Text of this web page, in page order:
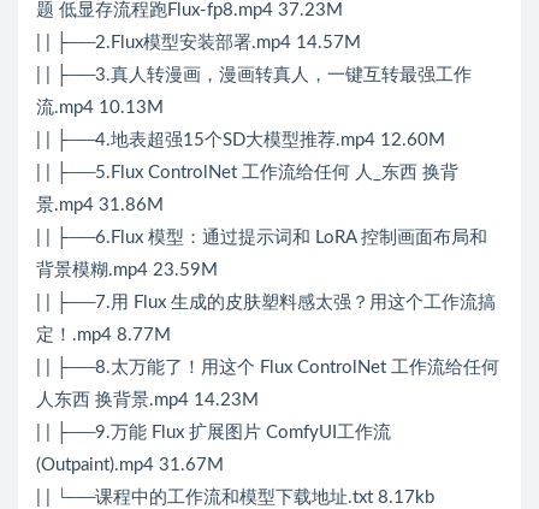
题 低显存流程跑Flux-fp8.mp4 37.23M
| | ├──2.Flux模型安装部署.mp4 14.57M
| | ├──3.真人转漫画，漫画转真人，一键互转最强工作
流.mp4 10.13M
| | ├──4.地表超强15个SD大模型推荐.mp4 12.60M
| | ├──5.Flux ControlNet 工作流给任何 人_东西 换背
景.mp4 31.86M
| | ├──6.Flux 模型：通过提示词和 LoRA 控制画面布局和
背景模糊.mp4 23.59M
| | ├──7.用 Flux 生成的皮肤塑料感太强？用这个工作流搞
定！.mp4 8.77M
| | ├──8.太万能了！用这个 Flux ControlNet 工作流给任何
人东西 换背景.mp4 14.23M
| | ├──9.万能 Flux 扩展图片 ComfyUI工作流
(Outpaint).mp4 31.67M
| | └──课程中的工作流和模型下载地址.txt 8.17kb